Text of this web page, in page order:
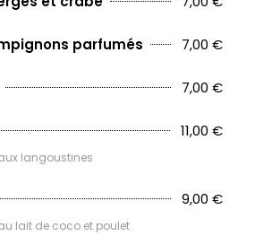
parfumés 7,00 €
7,00 €
11,00 €
langoustines
9,00 €
lait de coco et poulet